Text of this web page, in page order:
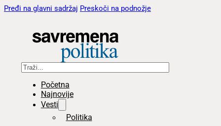
Pređi na glavni sadržaj Preskoči na podnožje
Pretraga
Početna
Najnovije
Vesti
Politika